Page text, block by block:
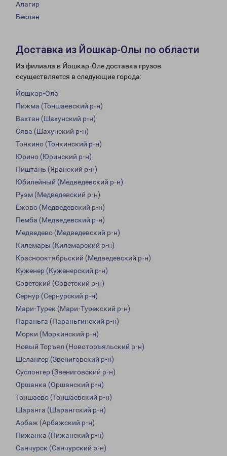
Алагир
Беслан
Доставка из Йошкар-Олы по области
Из филиала в Йошкар-Оле доставка грузов
осуществляется в следующие города:
Йошкар-Ола
Пижма (Тоншаевский р-н)
Вахтан (Шахунский р-н)
Сява (Шахунский р-н)
Тонкино (Тонкинский р-н)
Юрино (Юринский р-н)
Пиштань (Яранский р-н)
Юбилейный (Медведевский р-н)
Руэм (Медведевский р-н)
Ежово (Медведевский р-н)
Пемба (Медведевский р-н)
Медведево (Медведевский р-н)
Килемары (Килемарский р-н)
Краснооктябрьский (Медведевский р-н)
Куженер (Куженерский р-н)
Советский (Советский р-н)
Сернур (Сернурский р-н)
Мари-Турек (Мари-Турекский р-н)
Параньга (Параньгинский р-н)
Морки (Моркинский р-н)
Новый Торъял (Новоторъяльский р-н)
Шелангер (Звениговский р-н)
Суслонгер (Звениговский р-н)
Оршанка (Оршанский р-н)
Тоншаево (Тоншаевский р-н)
Шаранга (Шарангский р-н)
Арбаж (Арбажский р-н)
Пижанка (Пижанский р-н)
Санчурск (Санчурский р-н)